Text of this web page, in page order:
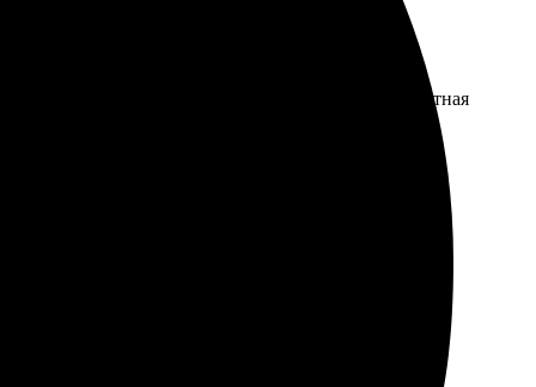
интерфейс для загрузки фотографий и приятная
Весь процесс занял всего пару дней, и я
Рекомендую всем, кто ищет, где сделать